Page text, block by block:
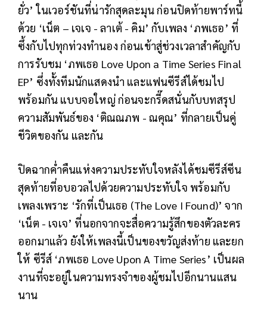
ยั่ว’ ในเวอร์ชันที่น่ารักสุดละมุน ก่อนปิดท้ายพาร์ทนี้
ด้วย ‘เน็ต – เจเจ - ลาเต้ - คิม’ กับเพลง ‘ภพเธอ’ ที่
ซึ้งกับไปทุกท่วงทำนอง ก่อนเข้าสู่ช่วงเวลาสำคัญกับ
การรับชม ‘ภพเธอ Love Upon a Time Series Final
EP’ ซึ่งทั้งทีมนักแสดงนำ และแฟนซีรีส์ได้ชมไป
พร้อมกัน แบบจอใหญ่ ก่อนจะกรี๊ดสนั่นกับบทสรุป
ความสัมพันธ์ของ ‘ติณณภพ - ณคุณ’ ที่กลายเป็นคู่
ชีวิตของกัน และกัน
ปิดฉากค่ำคืนแห่งความประทับใจหลังได้ชมซีรีส์ซีน
สุดท้ายที่อบอวลไปด้วยความประทับใจ พร้อมกับ
เพลงเพราะ ‘รักที่เป็นเธอ (The Love I Found)’ จาก
‘เน็ต - เจเจ’ ที่นอกจากจะสื่อความรู้สึกของตัวละคร
ออกมาแล้ว ยังให้เพลงนี้เป็นของขวัญส่งท้าย และยก
ให้ ซีรีส์ ‘ภพเธอ Love Upon A Time Series’ เป็นผล
งานที่จะอยู่ในความทรงจำของผู้ชมไปอีกนานแสน
นาน